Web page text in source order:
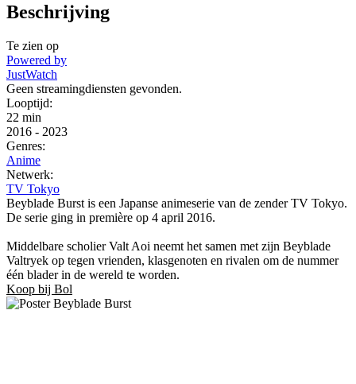
Beschrijving
Te zien op
Powered by
JustWatch
Geen streamingdiensten gevonden.
Looptijd:
22 min
2016 - 2023
Genres:
Anime
Netwerk:
TV Tokyo
Beyblade Burst is een Japanse animeserie van de zender TV Tokyo.
De serie ging in première op 4 april 2016.
Middelbare scholier Valt Aoi neemt het samen met zijn Beyblade
Valtryek op tegen vrienden, klasgenoten en rivalen om de nummer
één blader in de wereld te worden.
Koop bij Bol